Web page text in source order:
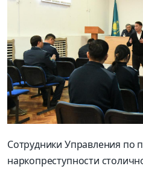
Сотрудники Управления по
наркопреступности